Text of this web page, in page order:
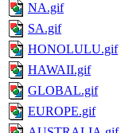
NA.gif
SA.gif
HONOLULU.gif
HAWAII.gif
GLOBAL.gif
EUROPE.gif